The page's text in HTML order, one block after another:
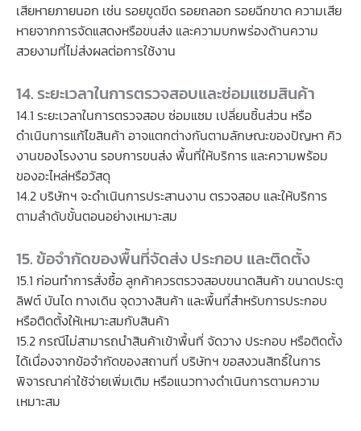
เสียหายภายนอก เช่น รอยขูดขีด รอยถลอก รอยฉีกขาด ความเสีย
หายจากการจัดแสดงหรือขนส่ง และความบกพร่องด้านความ
สวยงามที่ไม่ส่งผลต่อการใช้งาน
14. ระยะเวลาในการตรวจสอบและซ่อมแซมสินค้า
14.1 ระยะเวลาในการตรวจสอบ ซ่อมแซม เปลี่ยนชิ้นส่วน หรือ
ดำเนินการแก้ไขสินค้า อาจแตกต่างกันตามลักษณะของปัญหา คิว
งานของโรงงาน รอบการขนส่ง พื้นที่ให้บริการ และความพร้อม
ของอะไหล่หรือวัสดุ
14.2 บริษัทฯ จะดำเนินการประสานงาน ตรวจสอบ และให้บริการ
ตามลำดับขั้นตอนอย่างเหมาะสม
15. ข้อจำกัดของพื้นที่จัดส่ง ประกอบ และติดตั้ง
15.1 ก่อนทำการสั่งซื้อ ลูกค้าควรตรวจสอบขนาดสินค้า ขนาดประตู
ลิฟต์ บันได ทางเดิน จุดวางสินค้า และพื้นที่สำหรับการประกอบ
หรือติดตั้งให้เหมาะสมกับสินค้า
15.2 กรณีไม่สามารถนำสินค้าเข้าพื้นที่ จัดวาง ประกอบ หรือติดตั้ง
ได้เนื่องจากข้อจำกัดของสถานที่ บริษัทฯ ขอสงวนสิทธิ์ในการ
พิจารณาค่าใช้จ่ายเพิ่มเติม หรือแนวทางดำเนินการตามความ
เหมาะสม